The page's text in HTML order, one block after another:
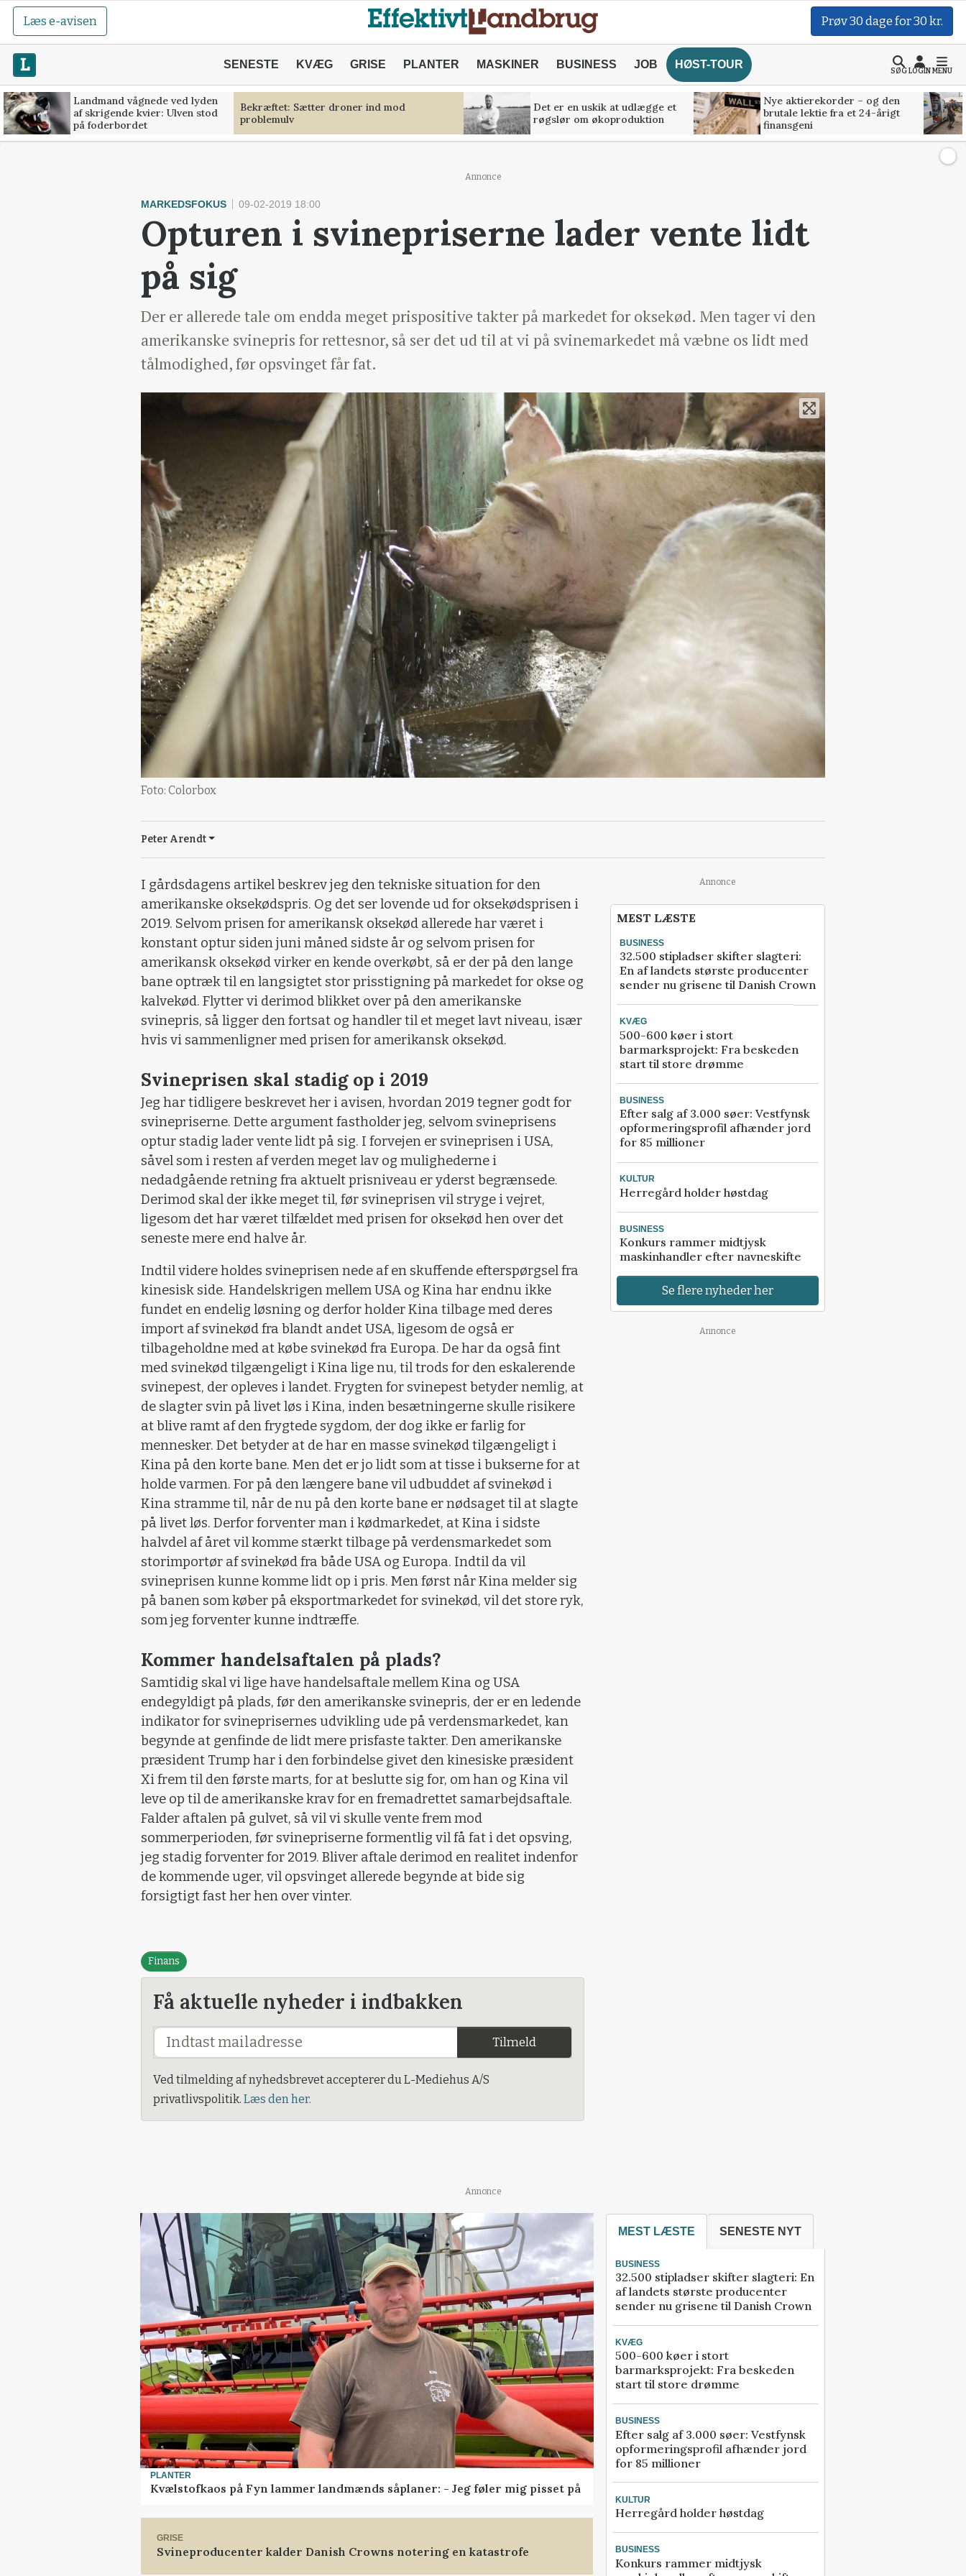
Læs e-avisen Prøv 30 dage for 30 kr.
SENESTE KVÆG GRISE PLANTER MASKINER BUSINESS JOB HØST-TOUR
SØGLOGINMENU
Landmand vågnede ved lyden
af skrigende kvier: Ulven stod
på foderbordet
Bekræftet: Sætter droner ind mod
problemulv
Det er en uskik at udlægge et
røgslør om økoproduktion
Nye aktierekorder – og den
brutale lektie fra et 24-årigt
finansgeni
Annonce
MARKEDSFOKUS 09-02-2019 18:00
Opturen i svinepriserne lader vente lidt
på sig
Der er allerede tale om endda meget prispositive takter på markedet for oksekød. Men tager vi den
amerikanske svinepris for rettesnor, så ser det ud til at vi på svinemarkedet må væbne os lidt med
tålmodighed, før opsvinget får fat.
Foto: Colorbox
Peter Arendt
I gårdsdagens artikel beskrev jeg den tekniske situation for den
amerikanske oksekødspris. Og det ser lovende ud for oksekødsprisen i
2019. Selvom prisen for amerikansk oksekød allerede har været i
konstant optur siden juni måned sidste år og selvom prisen for
amerikansk oksekød virker en kende overkøbt, så er der på den lange
bane optræk til en langsigtet stor prisstigning på markedet for okse og
kalvekød. Flytter vi derimod blikket over på den amerikanske
svinepris, så ligger den fortsat og handler til et meget lavt niveau, især
hvis vi sammenligner med prisen for amerikansk oksekød.
Svineprisen skal stadig op i 2019
Jeg har tidligere beskrevet her i avisen, hvordan 2019 tegner godt for
svinepriserne. Dette argument fastholder jeg, selvom svineprisens
optur stadig lader vente lidt på sig. I forvejen er svineprisen i USA,
såvel som i resten af verden meget lav og mulighederne i
nedadgående retning fra aktuelt prisniveau er yderst begrænsede.
Derimod skal der ikke meget til, før svineprisen vil stryge i vejret,
ligesom det har været tilfældet med prisen for oksekød hen over det
seneste mere end halve år.
Indtil videre holdes svineprisen nede af en skuffende efterspørgsel fra
kinesisk side. Handelskrigen mellem USA og Kina har endnu ikke
fundet en endelig løsning og derfor holder Kina tilbage med deres
import af svinekød fra blandt andet USA, ligesom de også er
tilbageholdne med at købe svinekød fra Europa. De har da også fint
med svinekød tilgængeligt i Kina lige nu, til trods for den eskalerende
svinepest, der opleves i landet. Frygten for svinepest betyder nemlig, at
de slagter svin på livet løs i Kina, inden besætningerne skulle risikere
at blive ramt af den frygtede sygdom, der dog ikke er farlig for
mennesker. Det betyder at de har en masse svinekød tilgængeligt i
Kina på den korte bane. Men det er jo lidt som at tisse i bukserne for at
holde varmen. For på den længere bane vil udbuddet af svinekød i
Kina stramme til, når de nu på den korte bane er nødsaget til at slagte
på livet løs. Derfor forventer man i kødmarkedet, at Kina i sidste
halvdel af året vil komme stærkt tilbage på verdensmarkedet som
storimportør af svinekød fra både USA og Europa. Indtil da vil
svineprisen kunne komme lidt op i pris. Men først når Kina melder sig
på banen som køber på eksportmarkedet for svinekød, vil det store ryk,
som jeg forventer kunne indtræffe.
Kommer handelsaftalen på plads?
Samtidig skal vi lige have handelsaftale mellem Kina og USA
endegyldigt på plads, før den amerikanske svinepris, der er en ledende
indikator for svineprisernes udvikling ude på verdensmarkedet, kan
begynde at genfinde de lidt mere prisfaste takter. Den amerikanske
præsident Trump har i den forbindelse givet den kinesiske præsident
Xi frem til den første marts, for at beslutte sig for, om han og Kina vil
leve op til de amerikanske krav for en fremadrettet samarbejdsaftale.
Falder aftalen på gulvet, så vil vi skulle vente frem mod
sommerperioden, før svinepriserne formentlig vil få fat i det opsving,
jeg stadig forventer for 2019. Bliver aftale derimod en realitet indenfor
de kommende uger, vil opsvinget allerede begynde at bide sig
forsigtigt fast her hen over vinter.
Finans
Få aktuelle nyheder i indbakken
Tilmeld
Ved tilmelding af nyhedsbrevet accepterer du L-Mediehus A/S
privatlivspolitik. Læs den her.
Annonce
MEST LÆSTE
BUSINESS
32.500 stipladser skifter slagteri:
En af landets største producenter
sender nu grisene til Danish Crown
KVÆG
500-600 køer i stort
barmarksprojekt: Fra beskeden
start til store drømme
BUSINESS
Efter salg af 3.000 søer: Vestfynsk
opformeringsprofil afhænder jord
for 85 millioner
KULTUR
Herregård holder høstdag
BUSINESS
Konkurs rammer midtjysk
maskinhandler efter navneskifte
Se flere nyheder her
Annonce
Annonce
PLANTER
Kvælstofkaos på Fyn lammer landmænds såplaner: - Jeg føler mig pisset på
GRISE
Svineproducenter kalder Danish Crowns notering en katastrofe
MEST LÆSTE SENESTE NYT
BUSINESS
32.500 stipladser skifter slagteri: En
af landets største producenter
sender nu grisene til Danish Crown
KVÆG
500-600 køer i stort
barmarksprojekt: Fra beskeden
start til store drømme
BUSINESS
Efter salg af 3.000 søer: Vestfynsk
opformeringsprofil afhænder jord
for 85 millioner
KULTUR
Herregård holder høstdag
BUSINESS
Konkurs rammer midtjysk